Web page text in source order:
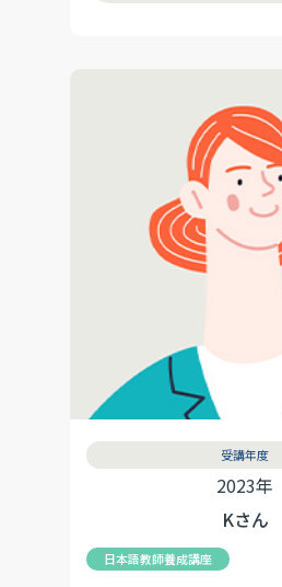
受講年度
2023年
Kさん
日本語教師養成講座